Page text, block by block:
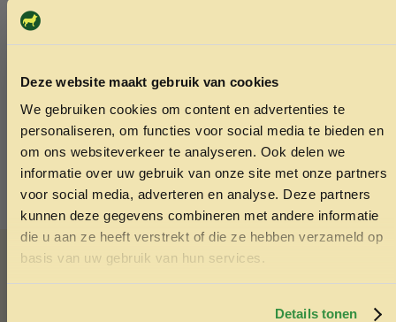
Deze website maakt gebruik van cookies
We gebruiken cookies om content en advertenties te
personaliseren, om functies voor social media te bieden en
om ons websiteverkeer te analyseren. Ook delen we
informatie over uw gebruik van onze site met onze partners
voor social media, adverteren en analyse. Deze partners
kunnen deze gegevens combineren met andere informatie
die u aan ze heeft verstrekt of die ze hebben verzameld op
basis van uw gebruik van hun services.
Details tonen
Toevoegen aan winkelwagen
Advies nodig?
Vraag het Menno
ONTVANG 5% KORTING OP
JE EERSTE BESTELLING!
Ontvang korting
Door je in te schrijven ga je akkoord met het ontvangen van